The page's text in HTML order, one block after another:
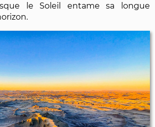
le Soleil entame sa longue